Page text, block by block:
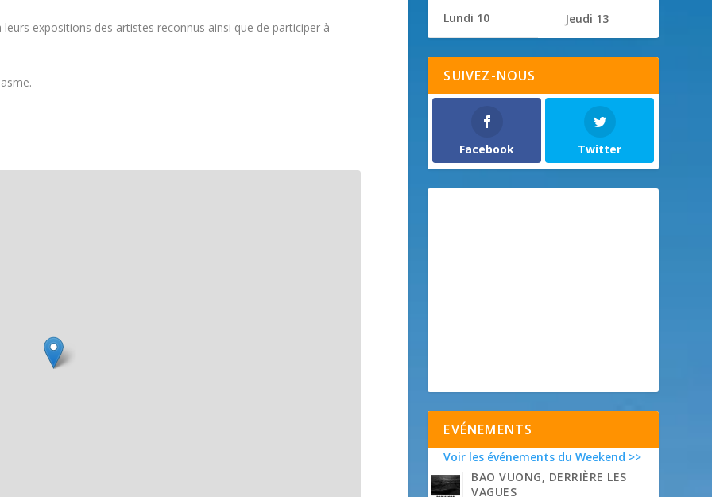
leurs expositions des artistes reconnus ainsi que de participer à
Lundi 10 Jeudi 13
SUIVEZ-NOUS
Facebook Twitter
EVÉNEMENTS
Voir les événements du Weekend >>
BAO VUONG, DERRIÈRE LES
VAGUES